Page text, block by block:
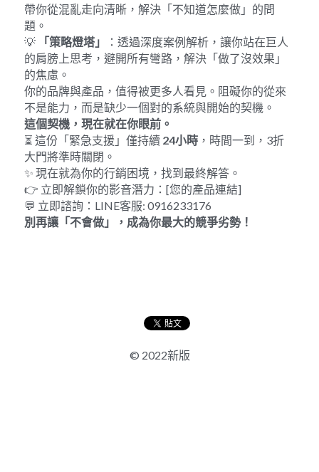
帶你從混亂走向清晰，解決「不知道怎麼做」的問
題。
💡
「策略燈塔」
：透過深度案例解析，讓你站在巨人
的肩膀上思考，避開所有彎路，解決「做了沒效果」
的焦慮。
你的品牌與產品，值得被更多人看見。阻礙你的從來
不是能力，而是缺少一個對的系統與開始的契機。
這個契機，現在就在你眼前。
⏳ 這份「緊急支援」僅持續 24小時 ，時間一到，3折
大門將準時關閉。
✨ 現在就為你的行銷困境，找到最終解答。
👉 立即解鎖你的影音潛力：[您的產品連結]
💬 立即諮詢：LINE客服: 0916233176
別再讓「不會做」，成為你最大的競爭劣勢！
© 2022新版